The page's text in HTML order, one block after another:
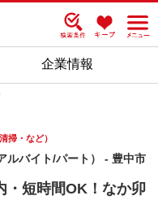
企業情報
掃・など）
バイト/パート） - 豊中市
・短時間OK！なか卯